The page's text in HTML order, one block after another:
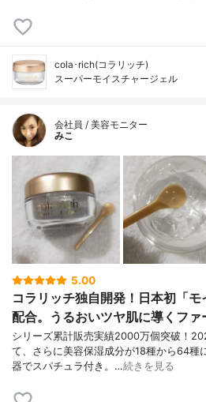
cola･rich(コラリッチ)
スーパーモイスチャージェル
会社員 / 美容モニター
みこ
5.00
コラリッチ独自開発！日本初「モ
配合。うるおいツヤ肌に導くフ
シリーズ累計販売実績2000万個突破！
て、さらに美容保湿成分が18種から64種
器でスパチュラ付き。…続きを見る